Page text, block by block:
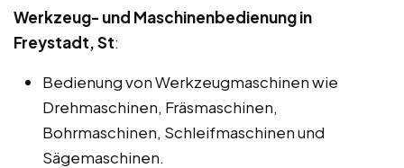
Werkzeug- und Maschinenbedienung in
Freystadt, St:
Bedienung von Werkzeugmaschinen wie
Drehmaschinen, Fräsmaschinen,
Bohrmaschinen, Schleifmaschinen und
Sägemaschinen.